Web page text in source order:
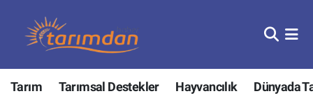
Tarım Tarımsal Destekler Hayvancılık Dünyada
Tarım
Hayvancılık
Nöbetçi Eczaneler
Hava Durumu